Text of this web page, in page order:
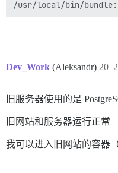
Dev_Work (Aleksandr) 20
旧服务器使用的是
旧网站和服务器运行正常
我可以进入旧网站的容器